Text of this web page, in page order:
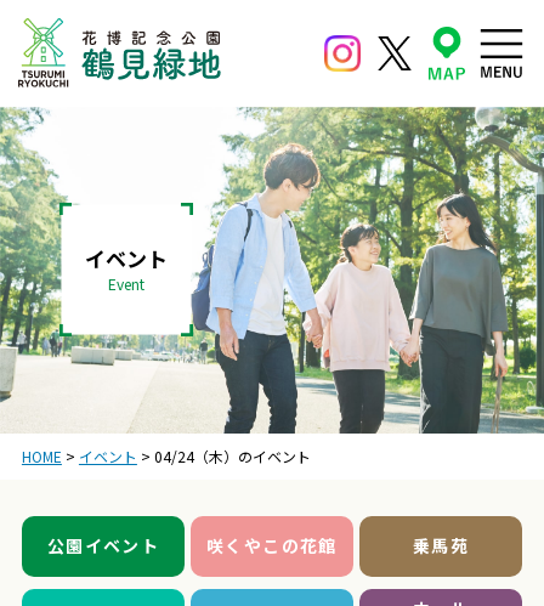
イベント
Event
HOME > イベント > 04/24（木）のイベント
公園イベント 咲くやこの花館 乗馬苑